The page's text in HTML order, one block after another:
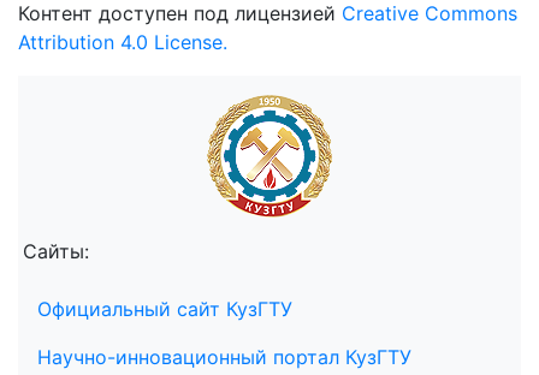
Контент доступен под лицензией Creative Commons
Attribution 4.0 License.
Сайты:
Официальный сайт КузГТУ
Научно-инновационный портал КузГТУ